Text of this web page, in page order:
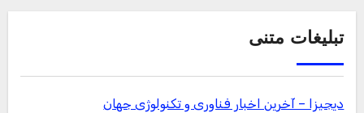
تبلیغات متنی
دیجیزا – آخرین اخبار فناوری و تکنولوژی جهان